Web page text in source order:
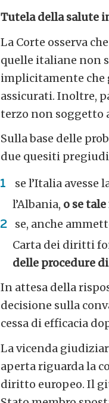
Tutela della salute
La Corte osserva
quelle italiane non
implicitamente che
assicurati. Inoltre,
terzo non soggetto
Sulla base delle
due quesiti
se l’Italia avesse
l’Albania, o se
se, anche
Carta dei diritti
delle procedure
In attesa della
decisione sulla
cessa di efficacia
La vicenda
aperta riguarda la
diritto europeo. Il